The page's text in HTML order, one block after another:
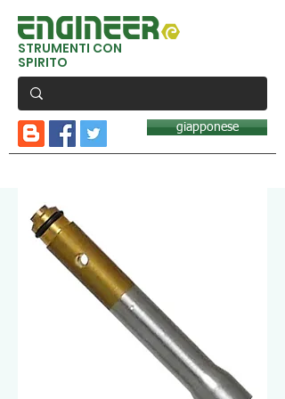
STRUMENTI CON
SPIRITO
giapponese